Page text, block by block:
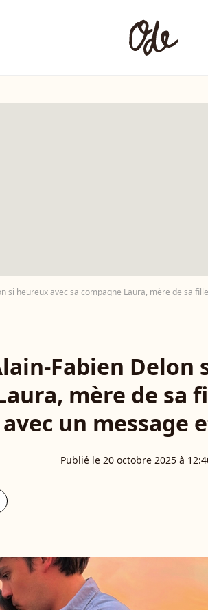
si heureux avec sa compagne Laura, mère de sa
Fabien Delon
mère de sa
avec un
Publié le 20 octobre 2025 à